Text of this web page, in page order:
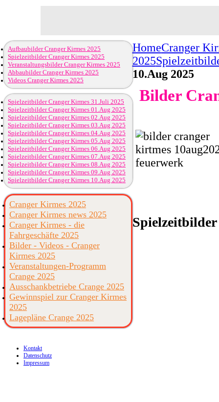
HomeCranger
2025
10.Aug 2025
Bilder
Spielzeitbilder
Aufbaubilder Cranger Kirmes 2025
Spielzeitbilder Cranger Kirmes 2025
Veranstaltungsbilder Cranger Kirmes 2025
Abbaubilder Cranger Kirmes 2025
Videos Cranger Kirmes 2025
Spielzeitbilder Cranger Kirmes 31.Juli 2025
Spielzeitbilder Cranger Kirmes 01.Aug 2025
Spielzeitbilder Cranger Kirmes 02.Aug 2025
Spielzeitbilder Cranger Kirmes 03.Aug 2025
Spielzeitbilder Cranger Kirmes 04.Aug 2025
Spielzeitbilder Cranger Kirmes 05.Aug 2025
Spielzeitbilder Cranger Kirmes 06.Aug 2025
Spielzeitbilder Cranger Kirmes 07.Aug 2025
Spielzeitbilder Cranger Kirmes 08.Aug 2025
Spielzeitbilder Cranger Kirmes 09.Aug 2025
Spielzeitbilder Cranger Kirmes 10.Aug 2025
Cranger Kirmes 2025
Cranger Kirmes news 2025
Cranger Kirmes - die
Fahrgeschäfte 2025
Bilder - Videos - Cranger
Kirmes 2025
Veranstaltungen-Programm
Crange 2025
Ausschankbetriebe Crange 2025
Gewinnspiel zur Cranger Kirmes
2025
Lagepläne Crange 2025
Kontakt
Datenschutz
Impressum